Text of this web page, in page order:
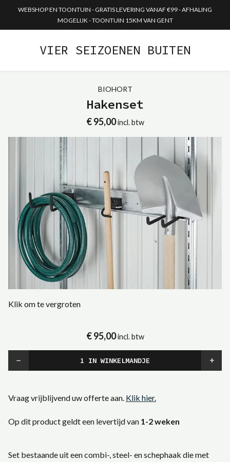
WEBSHOP EN TOONTUIN - GRATIS LEVERING VANAF €99 - AFHALING
MOGELIJK - TOONTUIN 15KM VAN GENT
VIER SEIZOENEN BUITEN
BIOHORT
Hakenset
€ 95,00incl. btw
Klik om te vergroten
€ 95,00incl. btw
− +
Vraag vrijblijvend uw offerte aan. Klik hier.
Op dit product geldt een levertijd van 1-2 weken
Set bestaande uit een combi-, steel- en schephaak die met